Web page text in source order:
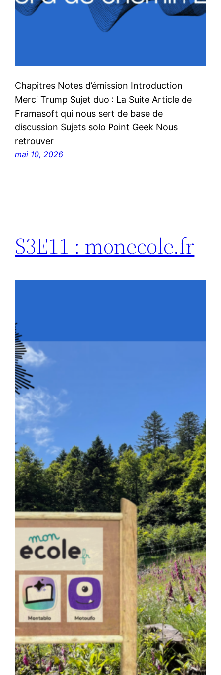
Chapitres Notes d’émission Introduction
Merci Trump Sujet duo : La Suite Article de
Framasoft qui nous sert de base de
discussion Sujets solo Point Geek Nous
retrouver
mai 10, 2026
S3E11 : monecole.fr